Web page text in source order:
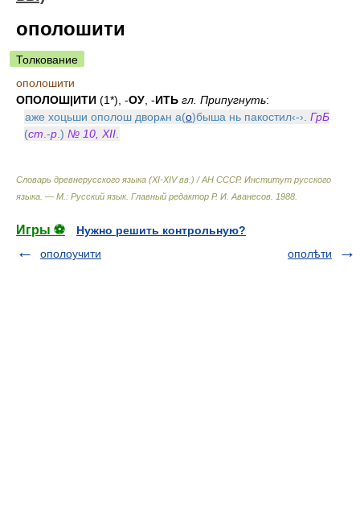
ополошити
Толкование
ополошити
ОПОЛОШ|ИТИ (1*), -ОУ , -ИТЬ гл. Припугнуть:
аже хоцьши ополош дворѧн а(о)быша нь пакостил‹-›. ГрБ
(ст .-р .) № 10, XII
Словарь древнерусского языка (XI-XIV вв.) / АН СССР. Институт русского
языка. — М.: Русский язык. Главный редактор Р. И. Аванесов 1988
Игры ⚽
Нужно решить контрольную?
ополоучити
ополѣти